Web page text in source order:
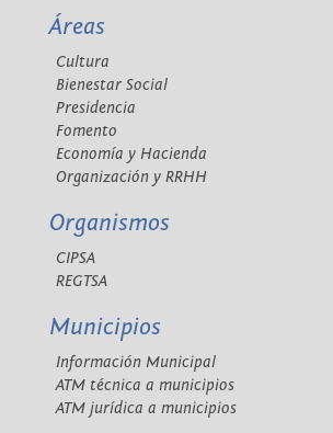
Áreas
Cultura
Bienestar Social
Presidencia
Fomento
Economía y Hacienda
Organización y RRHH
Organismos
CIPSA
REGTSA
Municipios
Información Municipal
ATM técnica a municipios
ATM jurídica a municipios